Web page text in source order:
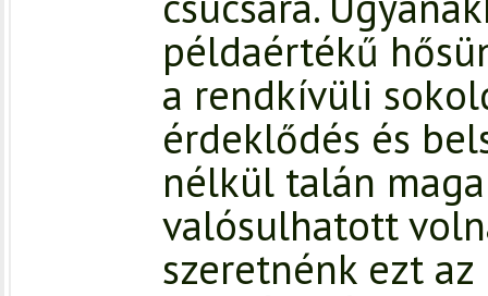
példaértékű
a rendkívüli
érdeklődés és
nélkül talán
valósulhatott
szeretnénk ezt